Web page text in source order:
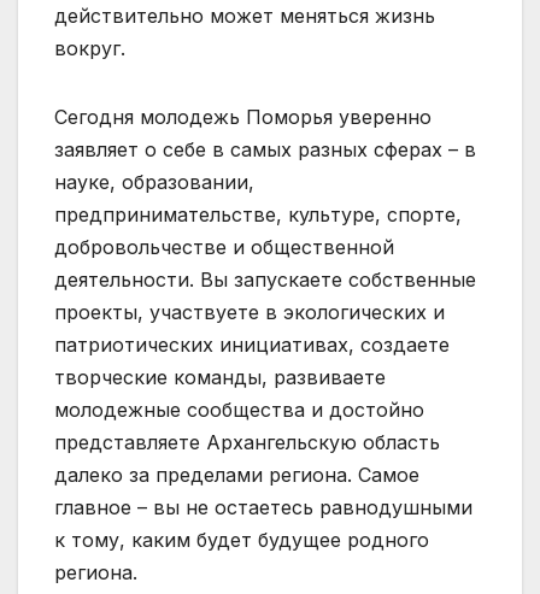
действительно может меняться жизнь
вокруг.
Сегодня молодежь Поморья уверенно
заявляет о себе в самых разных сферах – в
науке, образовании,
предпринимательстве, культуре, спорте,
добровольчестве и общественной
деятельности. Вы запускаете собственные
проекты, участвуете в экологических и
патриотических инициативах, создаете
творческие команды, развиваете
молодежные сообщества и достойно
представляете Архангельскую область
далеко за пределами региона. Самое
главное – вы не остаетесь равнодушными
к тому, каким будет будущее родного
региона.